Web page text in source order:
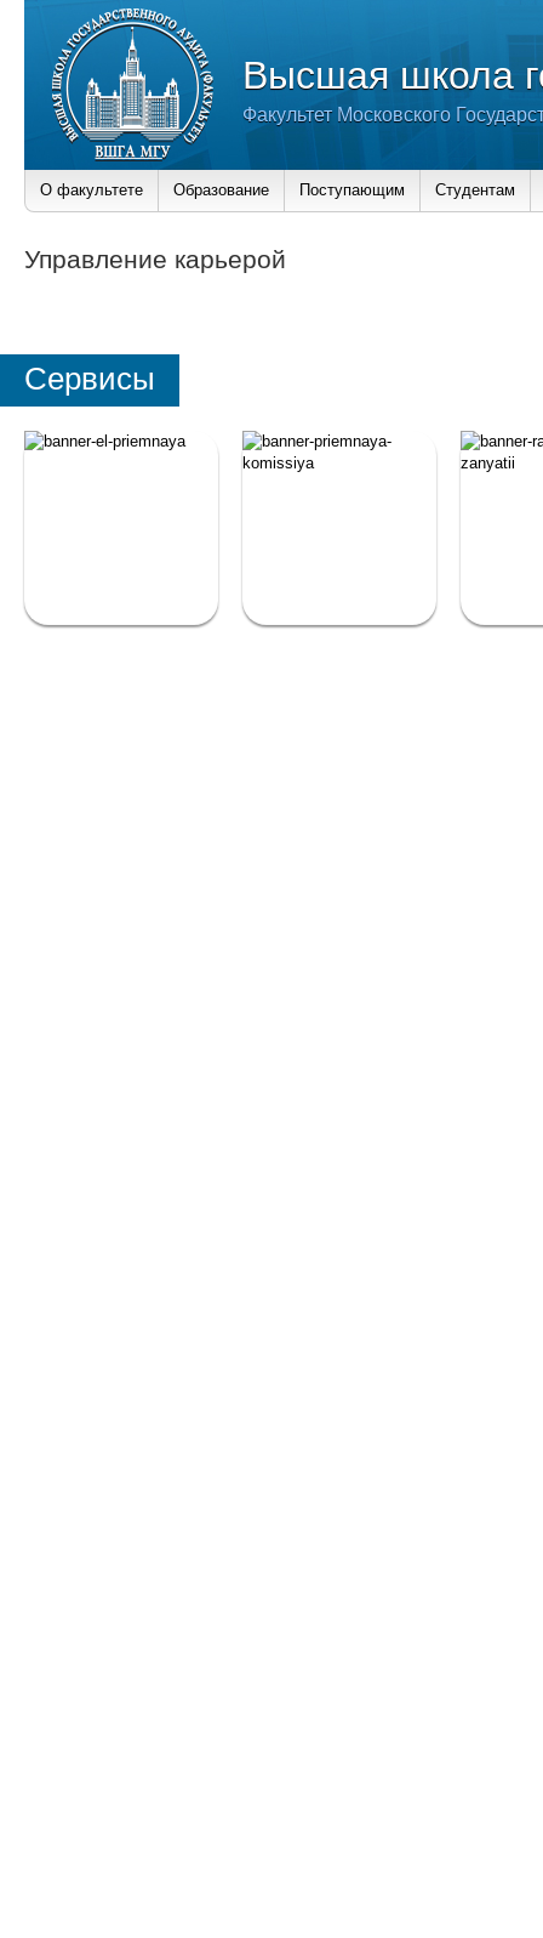
Высшая школа
Факультет Московского
О факультете Образование Поступающим Студентам
Управление карьерой
Сервисы